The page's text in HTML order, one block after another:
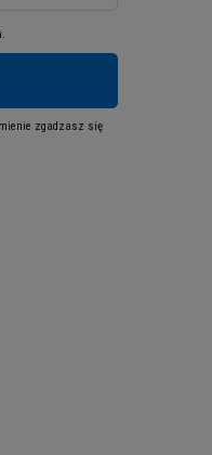
zgadzasz się